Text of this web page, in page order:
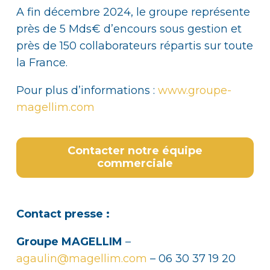
A fin décembre 2024, le groupe représente
près de 5 Mds€ d’encours sous gestion et
près de 150 collaborateurs répartis sur toute
la France.
Pour plus d’informations : www.groupe-
magellim.com
Contacter notre équipe
commerciale
Contact presse :
Groupe MAGELLIM –
agaulin@magellim.com – 06 30 37 19 20